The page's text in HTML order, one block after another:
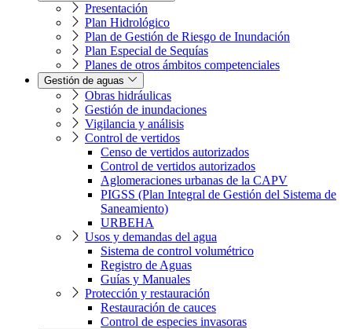
Presentación
Plan Hidrológico
Plan de Gestión de Riesgo de Inundación
Plan Especial de Sequías
Planes de otros ámbitos competenciales
Gestión de aguas
Obras hidráulicas
Gestión de inundaciones
Vigilancia y análisis
Control de vertidos
Censo de vertidos autorizados
Control de vertidos autorizados
Aglomeraciones urbanas de la CAPV
PIGSS (Plan Integral de Gestión del Sistema de
Saneamiento)
URBEHA
Usos y demandas del agua
Sistema de control volumétrico
Registro de Aguas
Guías y Manuales
Protección y restauración
Restauración de cauces
Control de especies invasoras